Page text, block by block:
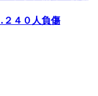
４０人負傷